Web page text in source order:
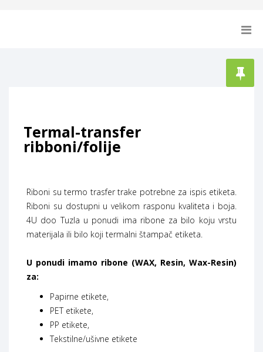
Termal-transfer
ribboni/folije
Riboni su termo trasfer trake potrebne za ispis etiketa.
Riboni su dostupni u velikom rasponu kvaliteta i boja.
4U doo Tuzla u ponudi ima ribone za bilo koju vrstu
materijala ili bilo koji termalni štampač etiketa.
U ponudi imamo ribone (WAX, Resin, Wax-Resin)
za:
Papirne etikete,
PET etikete,
PP etikete,
Tekstilne/ušivne etikete